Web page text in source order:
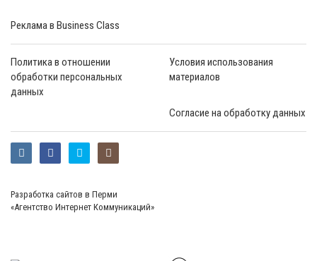
Реклама в Business Class
Политика в отношении
обработки персональных
данных
Условия использования
материалов
Согласие на обработку данных
Разработка сайтов в Перми
«Агентство Интернет Коммуникаций»